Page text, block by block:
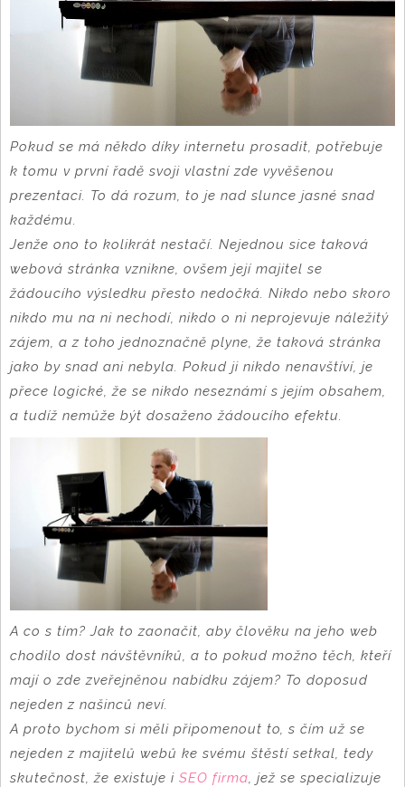
Pokud se má někdo díky internetu prosadit, potřebuje
k tomu v první řadě svoji vlastní zde vyvěšenou
prezentaci. To dá rozum, to je nad slunce jasné snad
každému.
Jenže ono to kolikrát nestačí. Nejednou sice taková
webová stránka vznikne, ovšem její majitel se
žádoucího výsledku přesto nedočká. Nikdo nebo skoro
nikdo mu na ni nechodí, nikdo o ni neprojevuje náležitý
zájem, a z toho jednoznačně plyne, že taková stránka
jako by snad ani nebyla. Pokud ji nikdo nenavštíví, je
přece logické, že se nikdo neseznámí s jejím obsahem,
a tudíž nemůže být dosaženo žádoucího efektu.
A co s tím? Jak to zaonačit, aby člověku na jeho web
chodilo dost návštěvníků, a to pokud možno těch, kteří
mají o zde zveřejněnou nabídku zájem? To doposud
nejeden z našinců neví.
A proto bychom si měli připomenout to, s čím už se
nejeden z majitelů webů ke svému štěstí setkal, tedy
skutečnost, že existuje i SEO firma, jež se specializuje